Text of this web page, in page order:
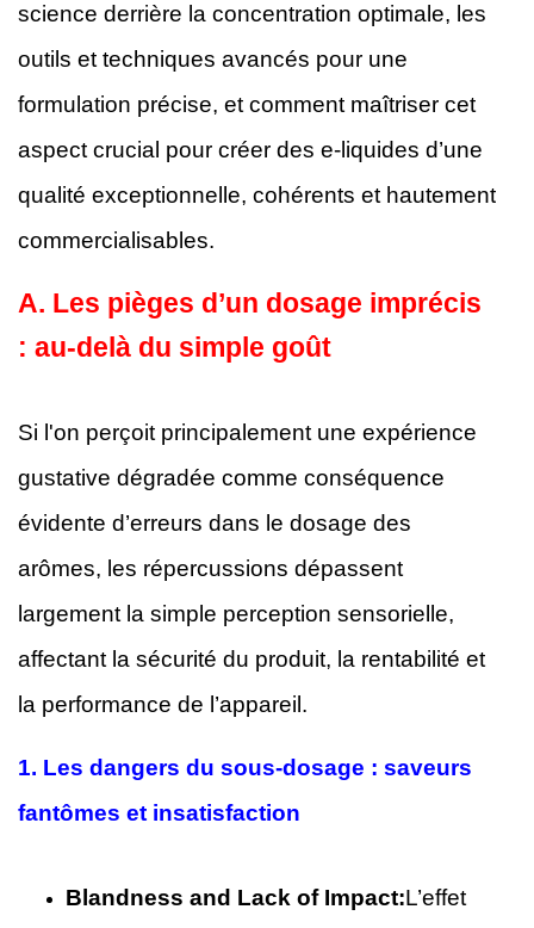
science derrière la concentration optimale, les
outils et techniques avancés pour une
formulation précise, et comment maîtriser cet
aspect crucial pour créer des e-liquides d’une
qualité exceptionnelle, cohérents et hautement
commercialisables.
A. Les pièges d’un dosage imprécis
: au-delà du simple goût
Si l'on perçoit principalement une expérience
gustative dégradée comme conséquence
évidente d’erreurs dans le dosage des
arômes, les répercussions dépassent
largement la simple perception sensorielle,
affectant la sécurité du produit, la rentabilité et
la performance de l’appareil.
1. Les dangers du sous-dosage : saveurs
fantômes et insatisfaction
Blandness and Lack of Impact:L’effet